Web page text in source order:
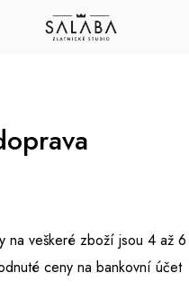
na veškeré zboží jsou 4 až
ceny na bankovní účet